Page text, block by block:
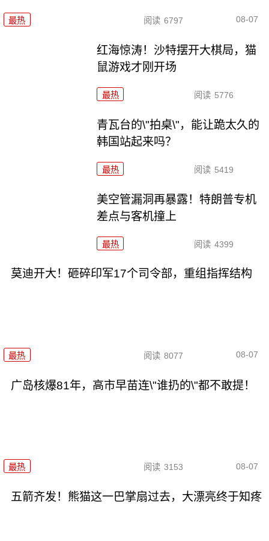
最热 阅读 6797 08-07
红海惊涛！沙特摆开大棋局，猫
鼠游戏才刚开场
最热 阅读 5776
青瓦台的\"拍桌\"，能让跪太久的
韩国站起来吗？
最热 阅读 5419
美空管漏洞再暴露！特朗普专机
差点与客机撞上
最热 阅读 4399
莫迪开大！砸碎印军17个司令部，重组指挥结构
最热 阅读 8077 08-07
广岛核爆81年，高市早苗连\"谁扔的\"都不敢提！
最热 阅读 3153 08-07
五箭齐发！熊猫这一巴掌扇过去，大漂亮终于知疼